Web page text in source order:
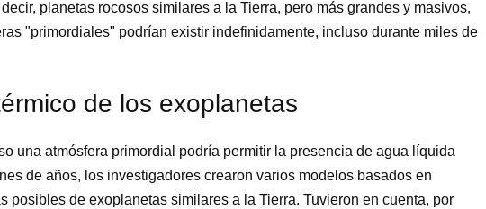
planetas rocosos similares a la Tierra, pero más grandes y masivos,
"primordiales" podrían existir indefinidamente, incluso durante miles de
de los exoplanetas
una atmósfera primordial podría permitir la presencia de agua líquida
de años, los investigadores crearon varios modelos basados en
posibles de exoplanetas similares a la Tierra. Tuvieron en cuenta, por